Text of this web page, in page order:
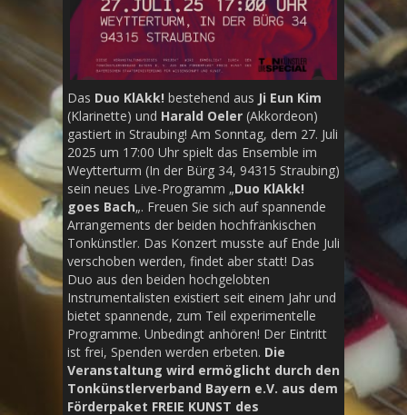
Das Duo KlAkk! bestehend aus Ji Eun Kim
(Klarinette) und Harald Oeler (Akkordeon)
gastiert in Straubing! Am Sonntag, dem 27. Juli
2025 um 17:00 Uhr spielt das Ensemble im
Weytterturm (In der Bürg 34, 94315 Straubing)
sein neues Live-Programm „Duo KlAkk!
goes Bach„. Freuen Sie sich auf spannende
Arrangements der beiden hochfränkischen
Tonkünstler. Das Konzert musste auf Ende Juli
verschoben werden, findet aber statt! Das
Duo aus den beiden hochgelobten
Instrumentalisten existiert seit einem Jahr und
bietet spannende, zum Teil experimentelle
Programme. Unbedingt anhören! Der Eintritt
ist frei, Spenden werden erbeten. Die
Veranstaltung wird ermöglicht durch den
Tonkünstlerverband Bayern e.V. aus dem
Förderpaket FREIE KUNST des